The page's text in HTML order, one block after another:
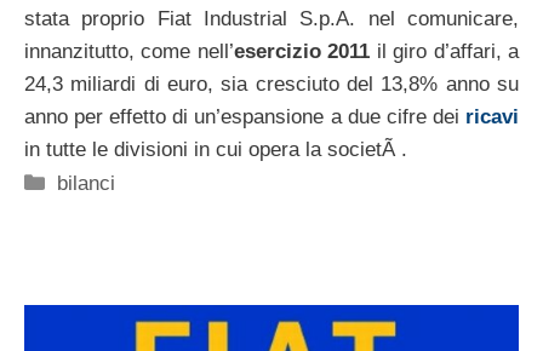
stata proprio Fiat Industrial S.p.A. nel comunicare,
innanzitutto, come nell’esercizio 2011 il giro d’affari, a
24,3 miliardi di euro, sia cresciuto del 13,8% anno su
anno per effetto di un’espansione a due cifre dei ricavi
in tutte le divisioni in cui opera la societÃ .
Categorie
bilanci